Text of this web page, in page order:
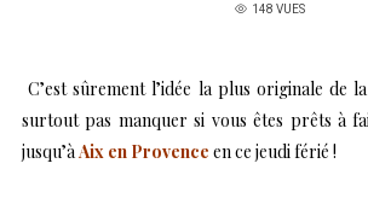
148 VUES
C’est sûrement l’idée la plus originale de
surtout pas manquer si vous êtes prêts à
jusqu’àAix en Provence en ce jeudi férié !